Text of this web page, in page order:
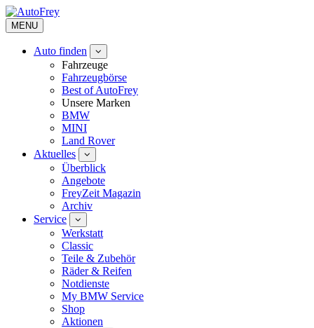
MENU
Auto finden
Fahrzeuge
Fahrzeugbörse
Best of AutoFrey
Unsere Marken
BMW
MINI
Land Rover
Aktuelles
Überblick
Angebote
FreyZeit Magazin
Archiv
Service
Werkstatt
Classic
Teile & Zubehör
Räder & Reifen
Notdienste
My BMW Service
Shop
Aktionen